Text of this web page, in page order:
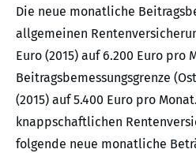
Die neue monatliche
allgemeinen
Euro (2015) auf 6.200 Euro pro
Beitragsbemessungsgrenze
(2015) auf 5.400 Euro pro
knappschaftlichen
folgende neue monatliche